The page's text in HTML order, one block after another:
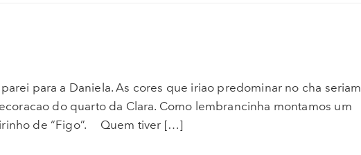
para a Daniela. As cores que iriao predominar no cha seriam
do quarto da Clara. Como lembrancinha montamos um
de “Figo”. Quem tiver […]